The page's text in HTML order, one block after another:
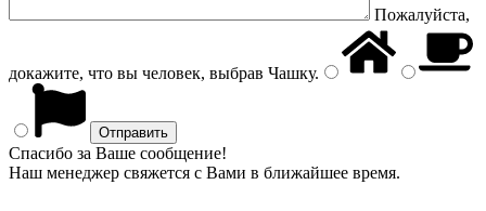
Пожалуйста,
докажите, что вы человек, выбрав Чашку.
Спасибо за Ваше сообщение!
Наш менеджер свяжется с Вами в ближайшее время.